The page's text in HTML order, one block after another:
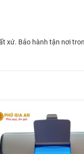
xứ. Bảo hành tận nơi